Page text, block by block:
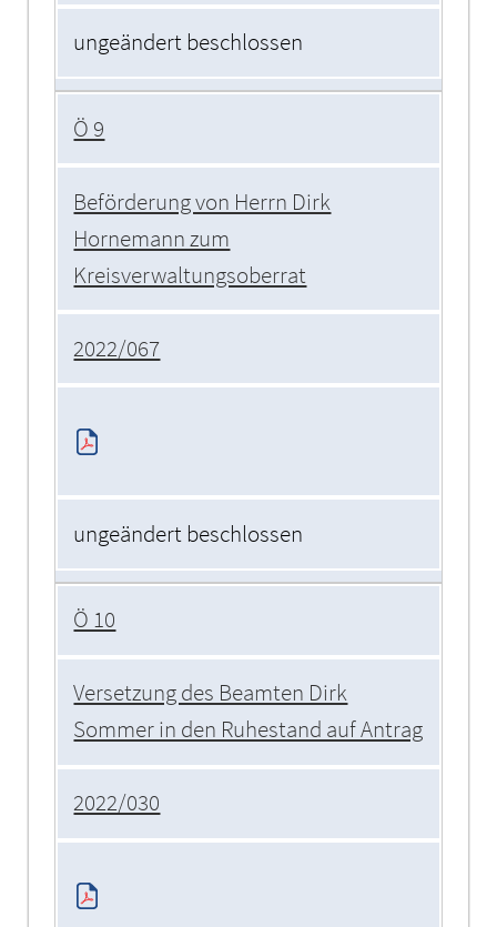
ungeändert beschlossen
Ö 9
Beförderung von Herrn Dirk
Hornemann zum
Kreisverwaltungsoberrat
2022/067
ungeändert beschlossen
Ö 10
Versetzung des Beamten Dirk
Sommer in den Ruhestand auf Antrag
2022/030